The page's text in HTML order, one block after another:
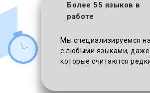
Более 55 языков в
работе
Мы специализируемся
с любыми языками, даже
которые считаются